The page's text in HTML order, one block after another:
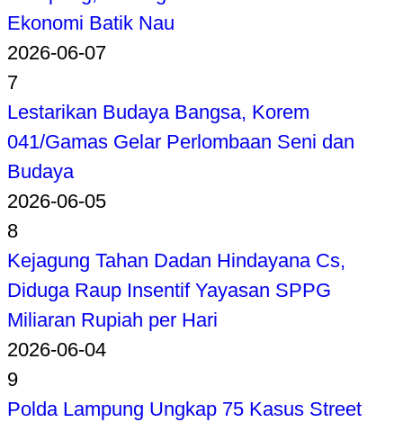
Ekonomi Batik Nau
2026-06-07
7
Lestarikan Budaya Bangsa, Korem
041/Gamas Gelar Perlombaan Seni dan
Budaya
2026-06-05
8
Kejagung Tahan Dadan Hindayana Cs,
Diduga Raup Insentif Yayasan SPPG
Miliaran Rupiah per Hari
2026-06-04
9
Polda Lampung Ungkap 75 Kasus Street